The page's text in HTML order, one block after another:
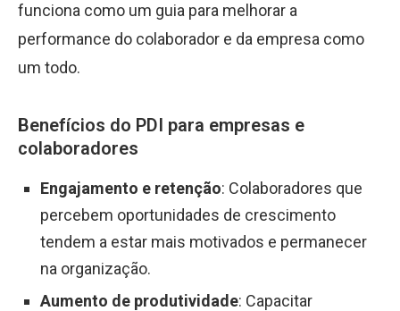
funciona como um guia para melhorar a
performance do colaborador e da empresa como
um todo.
Benefícios do PDI para empresas e
colaboradores
Engajamento e retenção: Colaboradores que
percebem oportunidades de crescimento
tendem a estar mais motivados e permanecer
na organização.
Aumento de produtividade: Capacitar